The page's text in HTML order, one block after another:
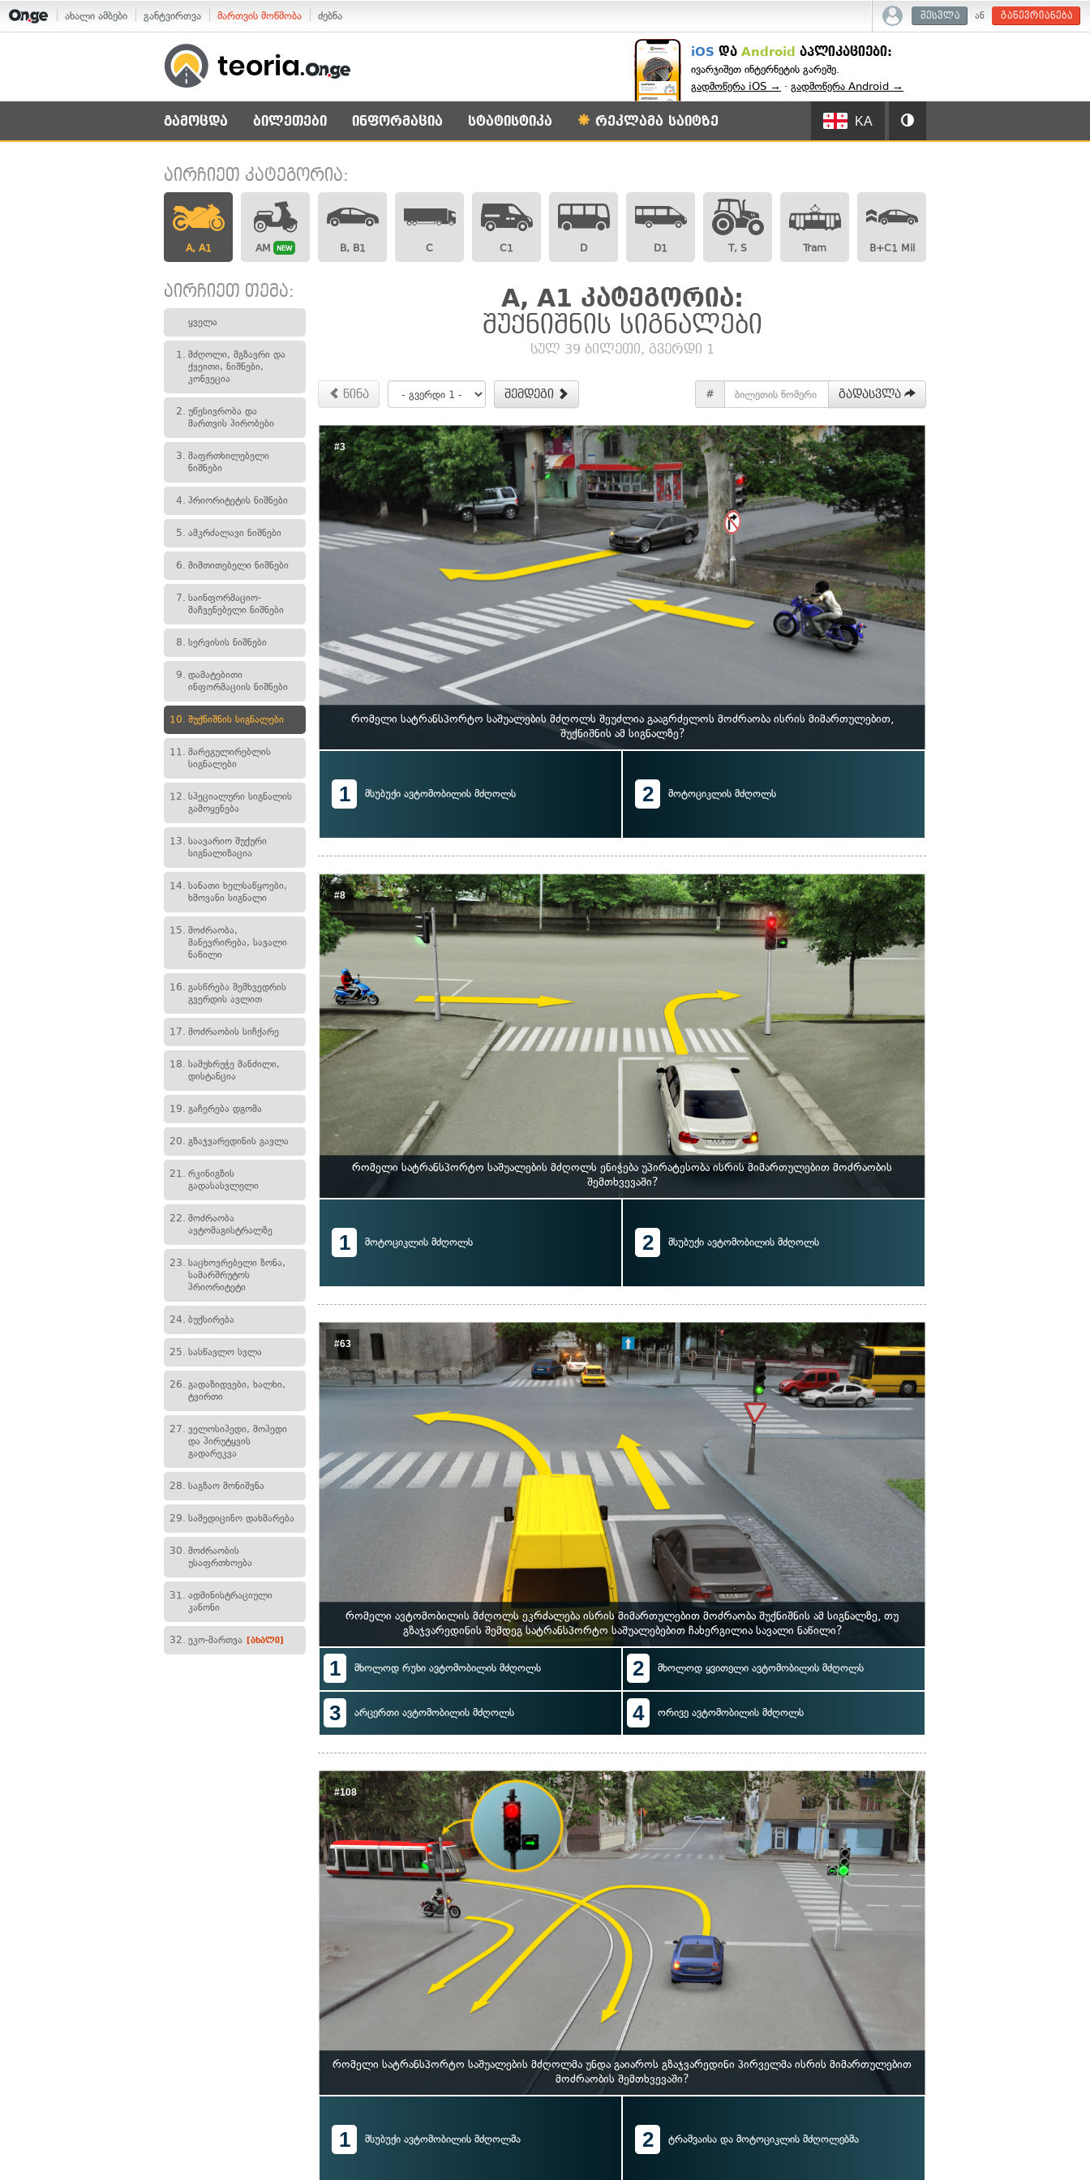
ახალი ამბები განტვირთვა მართვის მოწმობა ძებნა შესვლა ან გაწევრიანება
iOS და Android აპლიკაციები:
ივარჯიშეთ ინტერნეტის გარეშე.
გადმოწერა iOS → · გადმოწერა Android →
გამოცდა ბილეთები ინფორმაცია სტატისტიკა რეკლამა საიტზე KA
აირჩიეთ კატეგორია:
A, A1 AM NEW B, B1 C C1 D D1 T, S Tram B+C1 Mil
აირჩიეთ თემა:
ყველა
1. მძღოლი, მგზავრი და
ქვეითი, ნიშნები,
კონვეცია
2. უწესივრობა და
მართვის პირობები
3. მაფრთხილებელი
ნიშნები
4. პრიორიტეტის ნიშნები
5. ამკრძალავი ნიშნები
6. მიმთითებელი ნიშნები
7. საინფორმაციო-
მაჩვენებელი ნიშნები
8. სერვისის ნიშნები
9. დამატებითი
ინფორმაციის ნიშნები
10. შუქნიშნის სიგნალები
11. მარეგულირებლის
სიგნალები
12. სპეციალური სიგნალის
გამოყენება
13. საავარიო შუქური
სიგნალიზაცია
14. სანათი ხელსაწყოები,
ხმოვანი სიგნალი
15. მოძრაობა,
მანევრირება, სავალი
ნაწილი
16. გასწრება შემხვედრის
გვერდის ავლით
17. მოძრაობის სიჩქარე
18. სამუხრუჭე მანძილი,
დისტანცია
19. გაჩერება დგომა
20. გზაჯვარედინის გავლა
21. რკინიგზის
გადასასვლელი
22. მოძრაობა
ავტომაგისტრალზე
23. საცხოვრებელი ზონა,
სამარშრუტოს
პრიორიტეტი
24. ბუქსირება
25. სასწავლო სვლა
26. გადაზიდვები, ხალხი,
ტვირთი
27. ველოსიპედი, მოპედი
და პირუტყვის
გადარეკვა
28. საგზაო მონიშვნა
29. სამედიცინო დახმარება
30. მოძრაობის
უსაფრთხოება
31. ადმინისტრაციული
კანონი
32. ეკო-მართვა [ახალი]
A, A1 კატეგორია:
შუქნიშნის სიგნალები
სულ 39 ბილეთი, გვერდი 1
წინა შემდეგი # გადასვლა
#3
რომელი სატრანსპორტო საშუალების მძღოლს შეუძლია გააგრძელოს მოძრაობა ისრის მიმართულებით,
შუქნიშნის ამ სიგნალზე?
1 მსუბუქი ავტომობილის მძღოლს 2 მოტოციკლის მძღოლს
#8
რომელი სატრანსპორტო საშუალების მძღოლს ენიჭება უპირატესობა ისრის მიმართულებით მოძრაობის
შემთხვევაში?
1 მოტოციკლის მძღოლს 2 მსუბუქი ავტომობილის მძღოლს
#63
რომელი ავტომობილის მძღოლს ეკრძალება ისრის მიმართულებით მოძრაობა შუქნიშნის ამ სიგნალზე, თუ
გზაჯვარედინის შემდეგ სატრანსპორტო საშუალებებით ჩახერგილია სავალი ნაწილი?
1 მხოლოდ რუხი ავტომობილის მძღოლს 2 მხოლოდ ყვითელი ავტომობილის მძღოლს
3 არცერთი ავტომობილის მძღოლს 4 ორივე ავტომობილის მძღოლს
#108
რომელი სატრანსპორტო საშუალების მძღოლმა უნდა გაიაროს გზაჯვარედინი პირველმა ისრის მიმართულებით
მოძრაობის შემთხვევაში?
1 მსუბუქი ავტომობილის მძღოლმა 2 ტრამვაისა და მოტოციკლის მძღოლებმა